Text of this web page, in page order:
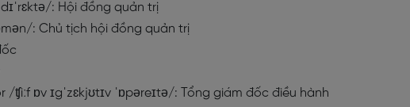
: Hội đồng quản trị
: Chủ tịch hội đồng quản trị
/ʧiːf ɒv ɪgˈzɛkjʊtɪv ˈɒpəreɪtə/: Tổng giám đốc điều hành